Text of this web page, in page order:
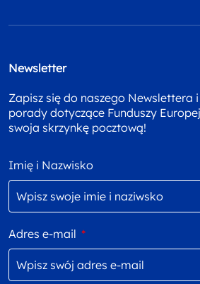
Newsletter
Zapisz się do naszego Newslettera
porady dotyczące Funduszy
swoja skrzynkę pocztową!
Imię i Nazwisko
Adres e-mail *